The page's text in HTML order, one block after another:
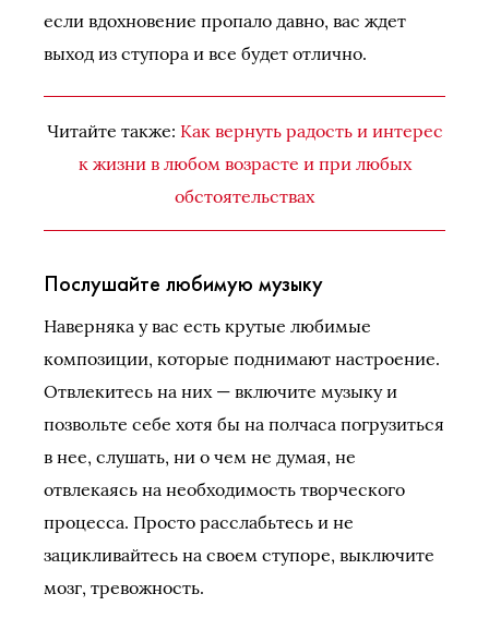
если вдохновение пропало давно, вас ждет
выход из ступора и все будет отлично.
Читайте также: Как вернуть радость и интерес
к жизни в любом возрасте и при любых
обстоятельствах
Послушайте любимую музыку
Наверняка у вас есть крутые любимые
композиции, которые поднимают настроение.
Отвлекитесь на них — включите музыку и
позвольте себе хотя бы на полчаса погрузиться
в нее, слушать, ни о чем не думая, не
отвлекаясь на необходимость творческого
процесса. Просто расслабьтесь и не
зацикливайтесь на своем ступоре, выключите
мозг, тревожность.